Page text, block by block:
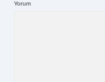
Yorum